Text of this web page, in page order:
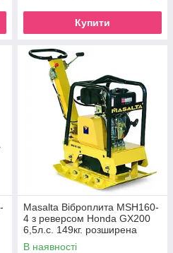
Купити
Masalta Віброплита MSH160-
4 з реверсом Honda GX200
6,5л.с. 149кг. розширена
площадка 730*500мм
В наявності